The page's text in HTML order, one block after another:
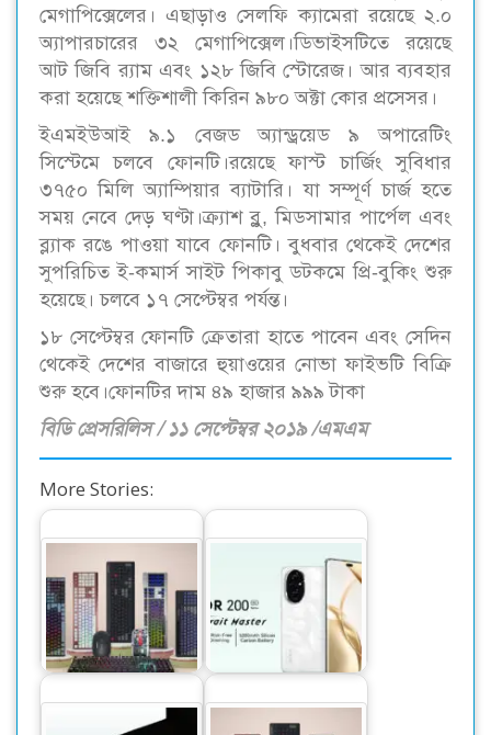
মেগাপিক্সেলের। এছাড়াও সেলফি ক্যামেরা রয়েছে ২.০
অ্যাপারচারের ৩২ মেগাপিক্সেল।ডিভাইসটিতে রয়েছে
আট জিবি র‍্যাম এবং ১২৮ জিবি স্টোরেজ। আর ব্যবহার
করা হয়েছে শক্তিশালী কিরিন ৯৮০ অক্টা কোর প্রসেসর।
ইএমইউআই ৯.১ বেজড অ্যান্ড্রয়েড ৯ অপারেটিং
সিস্টেমে চলবে ফোনটি।রয়েছে ফাস্ট চার্জিং সুবিধার
৩৭৫০ মিলি অ্যাম্পিয়ার ব্যাটারি। যা সম্পূর্ণ চার্জ হতে
সময় নেবে দেড় ঘণ্টা।ক্র্যাশ ব্লু, মিডসামার পার্পেল এবং
ব্ল্যাক রঙে পাওয়া যাবে ফোনটি। বুধবার থেকেই দেশের
সুপরিচিত ই-কমার্স সাইট পিকাবু ডটকমে প্রি-বুকিং শুরু
হয়েছে। চলবে ১৭ সেপ্টেম্বর পর্যন্ত।
১৮ সেপ্টেম্বর ফোনটি ক্রেতারা হাতে পাবেন এবং সেদিন
থেকেই দেশের বাজারে হুয়াওয়ের নোভা ফাইভটি বিক্রি
শুরু হবে।ফোনটির দাম ৪৯ হাজার ৯৯৯ টাকা
বিডি প্রেসরিলিস / ১১ সেপ্টেম্বর ২০১৯ /এমএম
More Stories:
নতুন মডেলের
মেকানিক্যাল, আরজিবি
ও রিচার্জেবল…
বাজার মাতাতে অনার
নিয়ে আসছে এআই
পোট্রেইট মাস্টার…